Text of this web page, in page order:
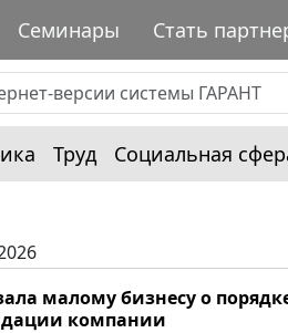
Семинары Стать
Труд Социальная
малому бизнесу о
компании